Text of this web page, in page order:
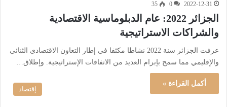
2022-12-31
0
35
الجزائر 2022: عام الدبلوماسية الاقتصادية
والشراكات الاستراتيجية
عرفت الجزائر سنة 2022 نشاطا مكثفا في إطار التعاون الاقتصادي الثنائي
والإقليمي مما سمح بإبرام العديد من الاتفاقات الإستراتيجية. وإطلاق…
أكمل القراءة »
إقتصاد